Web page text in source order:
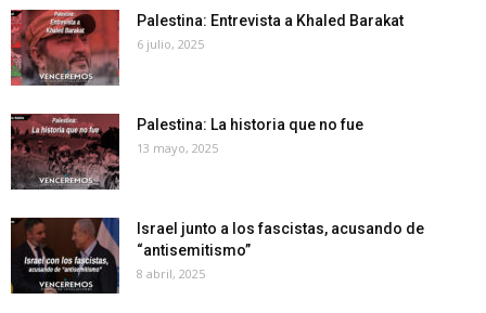
Palestina: Entrevista a Khaled Barakat
6 julio, 2025
Palestina: La historia que no fue
13 mayo, 2025
Israel junto a los fascistas, acusando de
“antisemitismo”
8 abril, 2025